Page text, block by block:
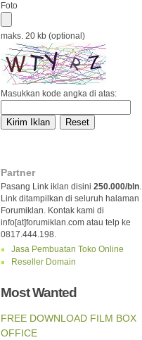
Foto
maks. 20 kb (optional)
Masukkan kode angka di atas:
Partner
Pasang Link iklan disini 250.000/bln.
Link ditampilkan di seluruh halaman
Forumiklan. Kontak kami di
info[at]forumiklan.com atau telp ke
0817.444.198.
Jasa Pembuatan Toko Online
Reseller Domain
Most Wanted
FREE DOWNLOAD FILM BOX
OFFICE